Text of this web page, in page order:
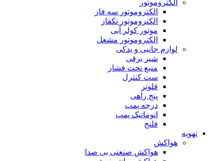
الکتروموتور
الکتروموتور سه فاز
الکتروموتور تکفاز
موتور کولر آبی
الکتروموتور مشعل
لوازم جانبی و یدکی
شیر برقی
منبع تحت فشار
ست کنترل
فلوتر
پنج راهی
درجه پمپ
اتوماتیک پمپ
فلنج
تهویه
هواکش
هواکش صنعتی بی صدا